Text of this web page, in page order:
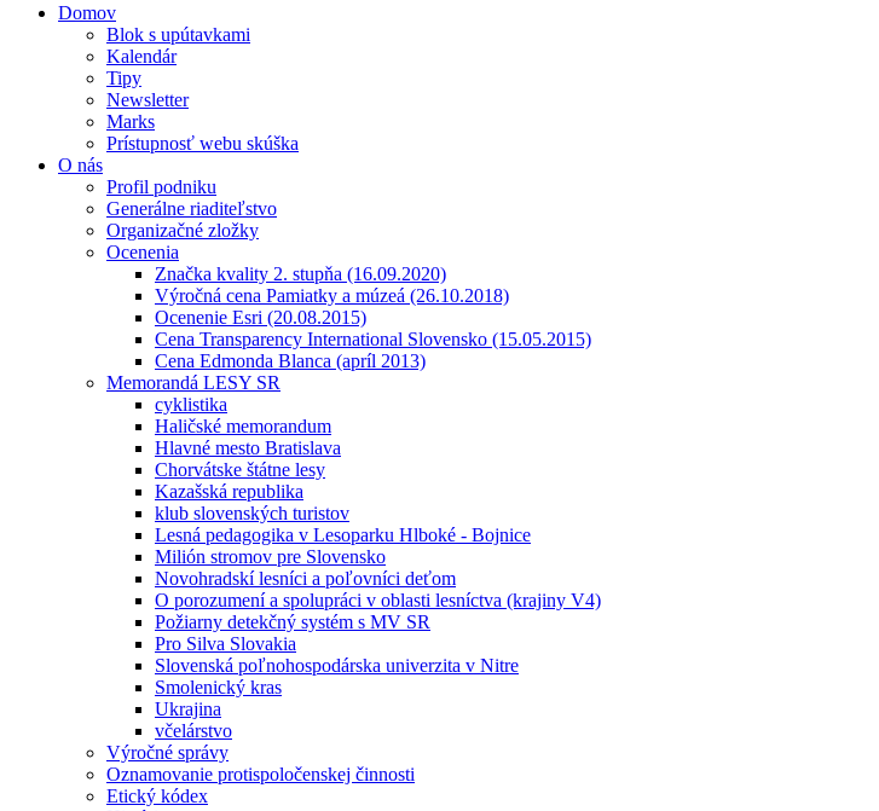
Domov
Blok s upútavkami
Kalendár
Tipy
Newsletter
Marks
Prístupnosť webu skúška
O nás
Profil podniku
Generálne riaditeľstvo
Organizačné zložky
Ocenenia
Značka kvality 2. stupňa (16.09.2020)
Výročná cena Pamiatky a múzeá (26.10.2018)
Ocenenie Esri (20.08.2015)
Cena Transparency International Slovensko (15.05.2015)
Cena Edmonda Blanca (apríl 2013)
Memorandá LESY SR
cyklistika
Haličské memorandum
Hlavné mesto Bratislava
Chorvátske štátne lesy
Kazašská republika
klub slovenských turistov
Lesná pedagogika v Lesoparku Hlboké - Bojnice
Milión stromov pre Slovensko
Novohradskí lesníci a poľovníci deťom
O porozumení a spolupráci v oblasti lesníctva (krajiny V4)
Požiarny detekčný systém s MV SR
Pro Silva Slovakia
Slovenská poľnohospodárska univerzita v Nitre
Smolenický kras
Ukrajina
včelárstvo
Výročné správy
Oznamovanie protispoločenskej činnosti
Etický kódex